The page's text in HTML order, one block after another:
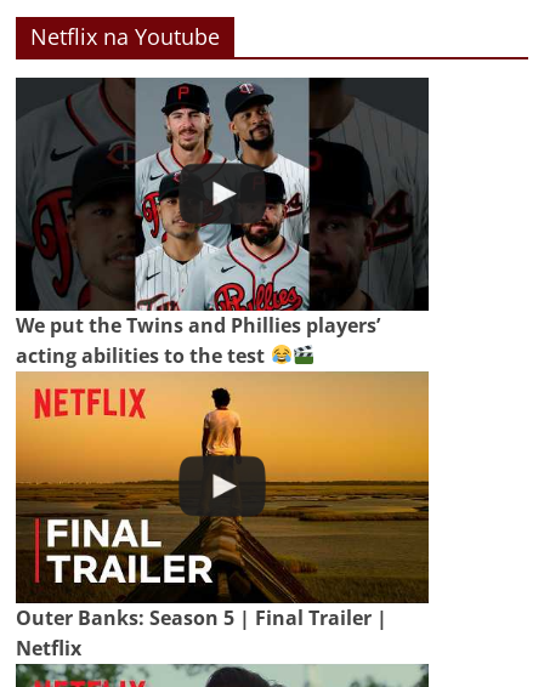
Netflix na Youtube
We put the Twins and Phillies players’
acting abilities to the test
Outer Banks: Season 5 | Final Trailer |
Netflix